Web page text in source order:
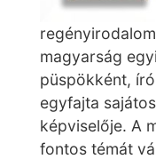
magyarság
püspökként,
egyfajta
képviselője. A
fontos témát